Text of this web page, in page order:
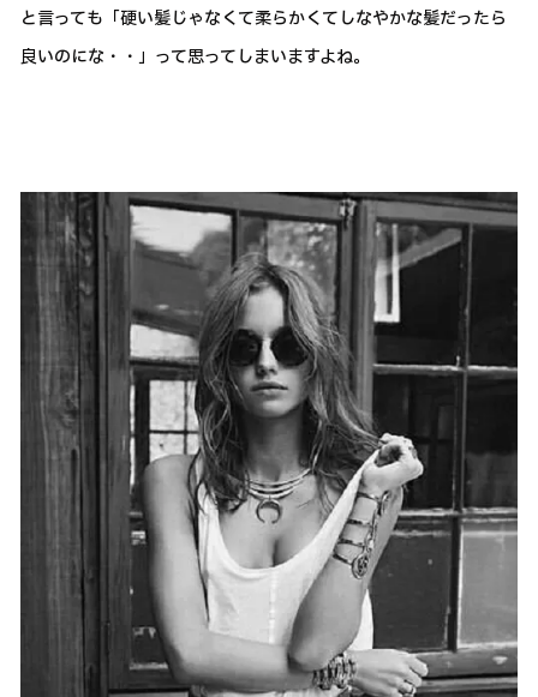
と言っても「硬い髪じゃなくて柔らかくてしなやかな髪だったら
良いのにな・・」って思ってしまいますよね。